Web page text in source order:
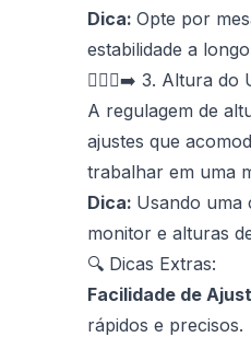
Dica: Opte por
estabilidade a
🚶🏽‍♂️‍➡️ 3. Altura do
A regulagem de
ajustes que
trabalhar em uma
Dica: Usando uma
monitor e alturas
🔍 Dicas Extras:
Facilidade de
rápidos e precisos.